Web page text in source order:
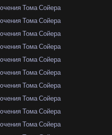
Тома Сойера
Тома Сойера
Тома Сойера
Тома Сойера
Тома Сойера
Тома Сойера
Тома Сойера
Тома Сойера
Тома Сойера
Тома Сойера